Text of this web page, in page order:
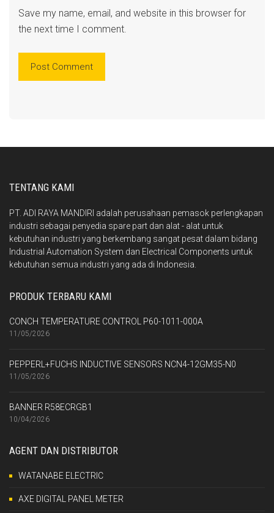
Save my name, email, and website in this browser for
the next time I comment.
TENTANG KAMI
PT. ADI RAYA MANDIRI adalah perusahaan pemasok perlengkapan
industri sebagai penyedia spare part dan alat - alat untuk
kebutuhan industri yang berkembang sangat pesat dalam bidang
Industrial Automation System dan Electrical Components untuk
kebutuhan semua industri yang ada di Indonesia.
PRODUK TERBARU KAMI
CONCH TEMPERATURE CONTROL P60-1011-000A
11/05/2026
PEPPERL+FUCHS INDUCTIVE SENSORS NCN4-12GM35-N0
11/05/2026
BANNER R58ECRGB1
10/04/2026
AGENT DAN DISTRIBUTOR
WATANABE ELECTRIC
AXE DIGITAL PANEL METER